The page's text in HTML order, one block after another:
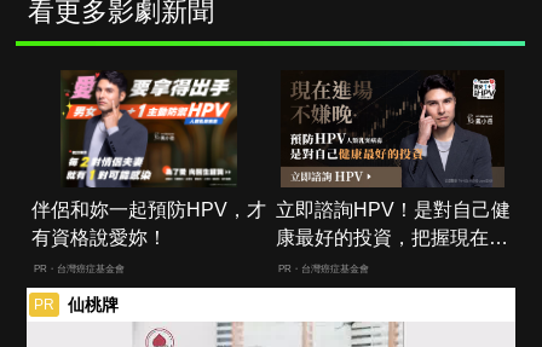
看更多影劇新聞
伴侶和妳一起預防HPV，才
有資格說愛妳！
PR・台灣癌症基金會
立即諮詢HPV！是對自己健
康最好的投資，把握現在不
嫌晚！
PR・台灣癌症基金會
PR 仙桃牌